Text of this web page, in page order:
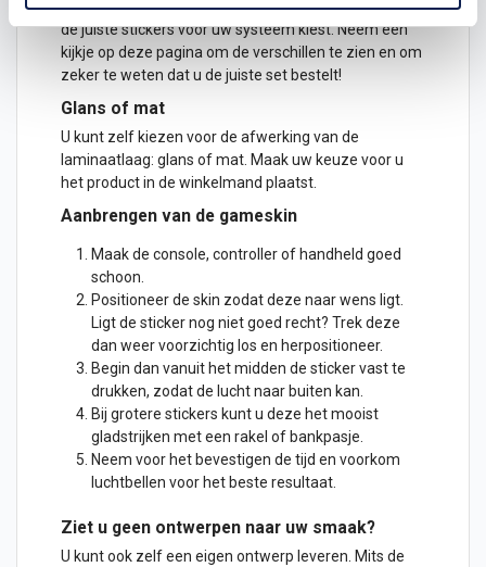
allemaal best op elkaar, maar het is belangrijk dat u
de juiste stickers voor uw systeem kiest. Neem een
kijkje op deze pagina om de verschillen te zien en om
zeker te weten dat u de juiste set bestelt!
Glans of mat
U kunt zelf kiezen voor de afwerking van de
laminaatlaag: glans of mat. Maak uw keuze voor u
het product in de winkelmand plaatst.
Aanbrengen van de gameskin
Maak de console, controller of handheld goed
schoon.
Positioneer de skin zodat deze naar wens ligt.
Ligt de stickernog niet goed recht? Trek deze
dan weer voorzichtig los en herpositioneer.
Begin dan vanuit het midden de sticker vast te
drukken, zodat de lucht naar buiten kan.
Bij grotere stickers kunt u deze het mooist
gladstrijken met een rakel of bankpasje.
Neem voor het bevestigen de tijd en voorkom
luchtbellen voor het beste resultaat.
Ziet u geen ontwerpen naar uw smaak?
U kunt ook zelf een eigen ontwerp leveren. Mits de